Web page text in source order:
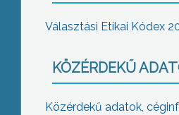
Választási Etikai Kódex
KÖZÉRDEKŰ
Közérdekű adatok,